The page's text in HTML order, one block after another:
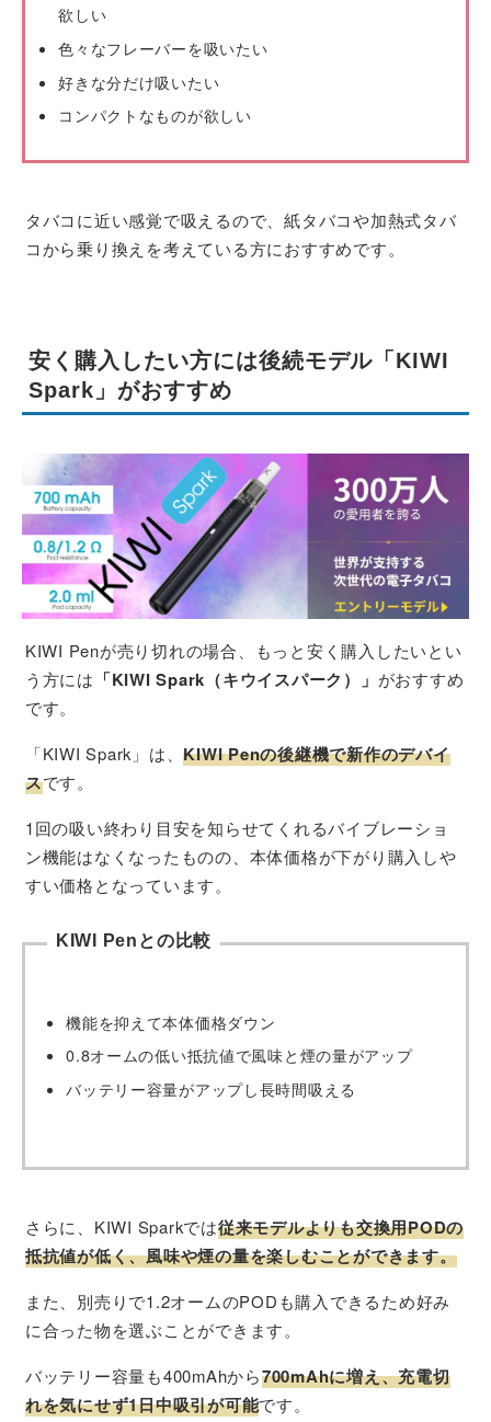
欲しい
色々なフレーバーを吸いたい
好きな分だけ吸いたい
コンパクトなものが欲しい
タバコに近い感覚で吸えるので、紙タバコや加熱式タバ
コから乗り換えを考えている方におすすめです。
安く購入したい方には後続モデル「KIWI
Spark」がおすすめ
KIWI Penが売り切れの場合、もっと安く購入したいとい
う方には 「KIWI Spark（キウイスパーク）」 がおすすめ
です。
「KIWI Spark」は、KIWI Penの後継機で新作のデバイ
スです。
1回の吸い終わり目安を知らせてくれるバイブレーショ
ン機能はなくなったものの、本体価格が下がり購入しや
すい価格となっています。
KIWI Penとの比較
機能を抑えて本体価格ダウン
0.8オームの低い抵抗値で風味と煙の量がアップ
バッテリー容量がアップし長時間吸える
さらに、KIWI Sparkでは従来モデルよりも交換用PODの
抵抗値が低く、風味や煙の量を楽しむことができます。
また、別売りで1.2オームのPODも購入できるため好み
に合った物を選ぶことができます。
バッテリー容量も400mAhから700mAhに増え、充電切
れを気にせず1日中吸引が可能です。